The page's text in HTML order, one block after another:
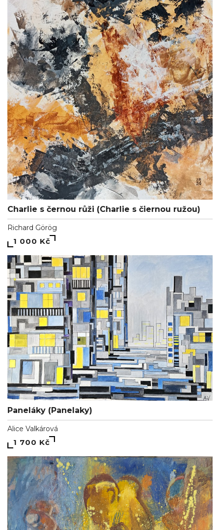
Charlie s černou růži (Charlie s čiernou ružou)
Richard Görög
1 000 Kč
Paneláky (Panelaky)
Alice Valkárová
1 700 Kč